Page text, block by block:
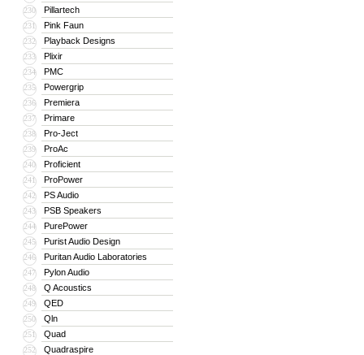
230 Pillartech
231 Pink Faun
232 Playback Designs
233 Plixir
234 PMC
235 Powergrip
236 Premiera
237 Primare
238 Pro-Ject
239 ProAc
240 Proficient
241 ProPower
242 PS Audio
243 PSB Speakers
244 PurePower
245 Purist Audio Design
246 Puritan Audio Laboratories
247 Pylon Audio
248 Q Acoustics
249 QED
250 Qln
251 Quad
252 Quadraspire